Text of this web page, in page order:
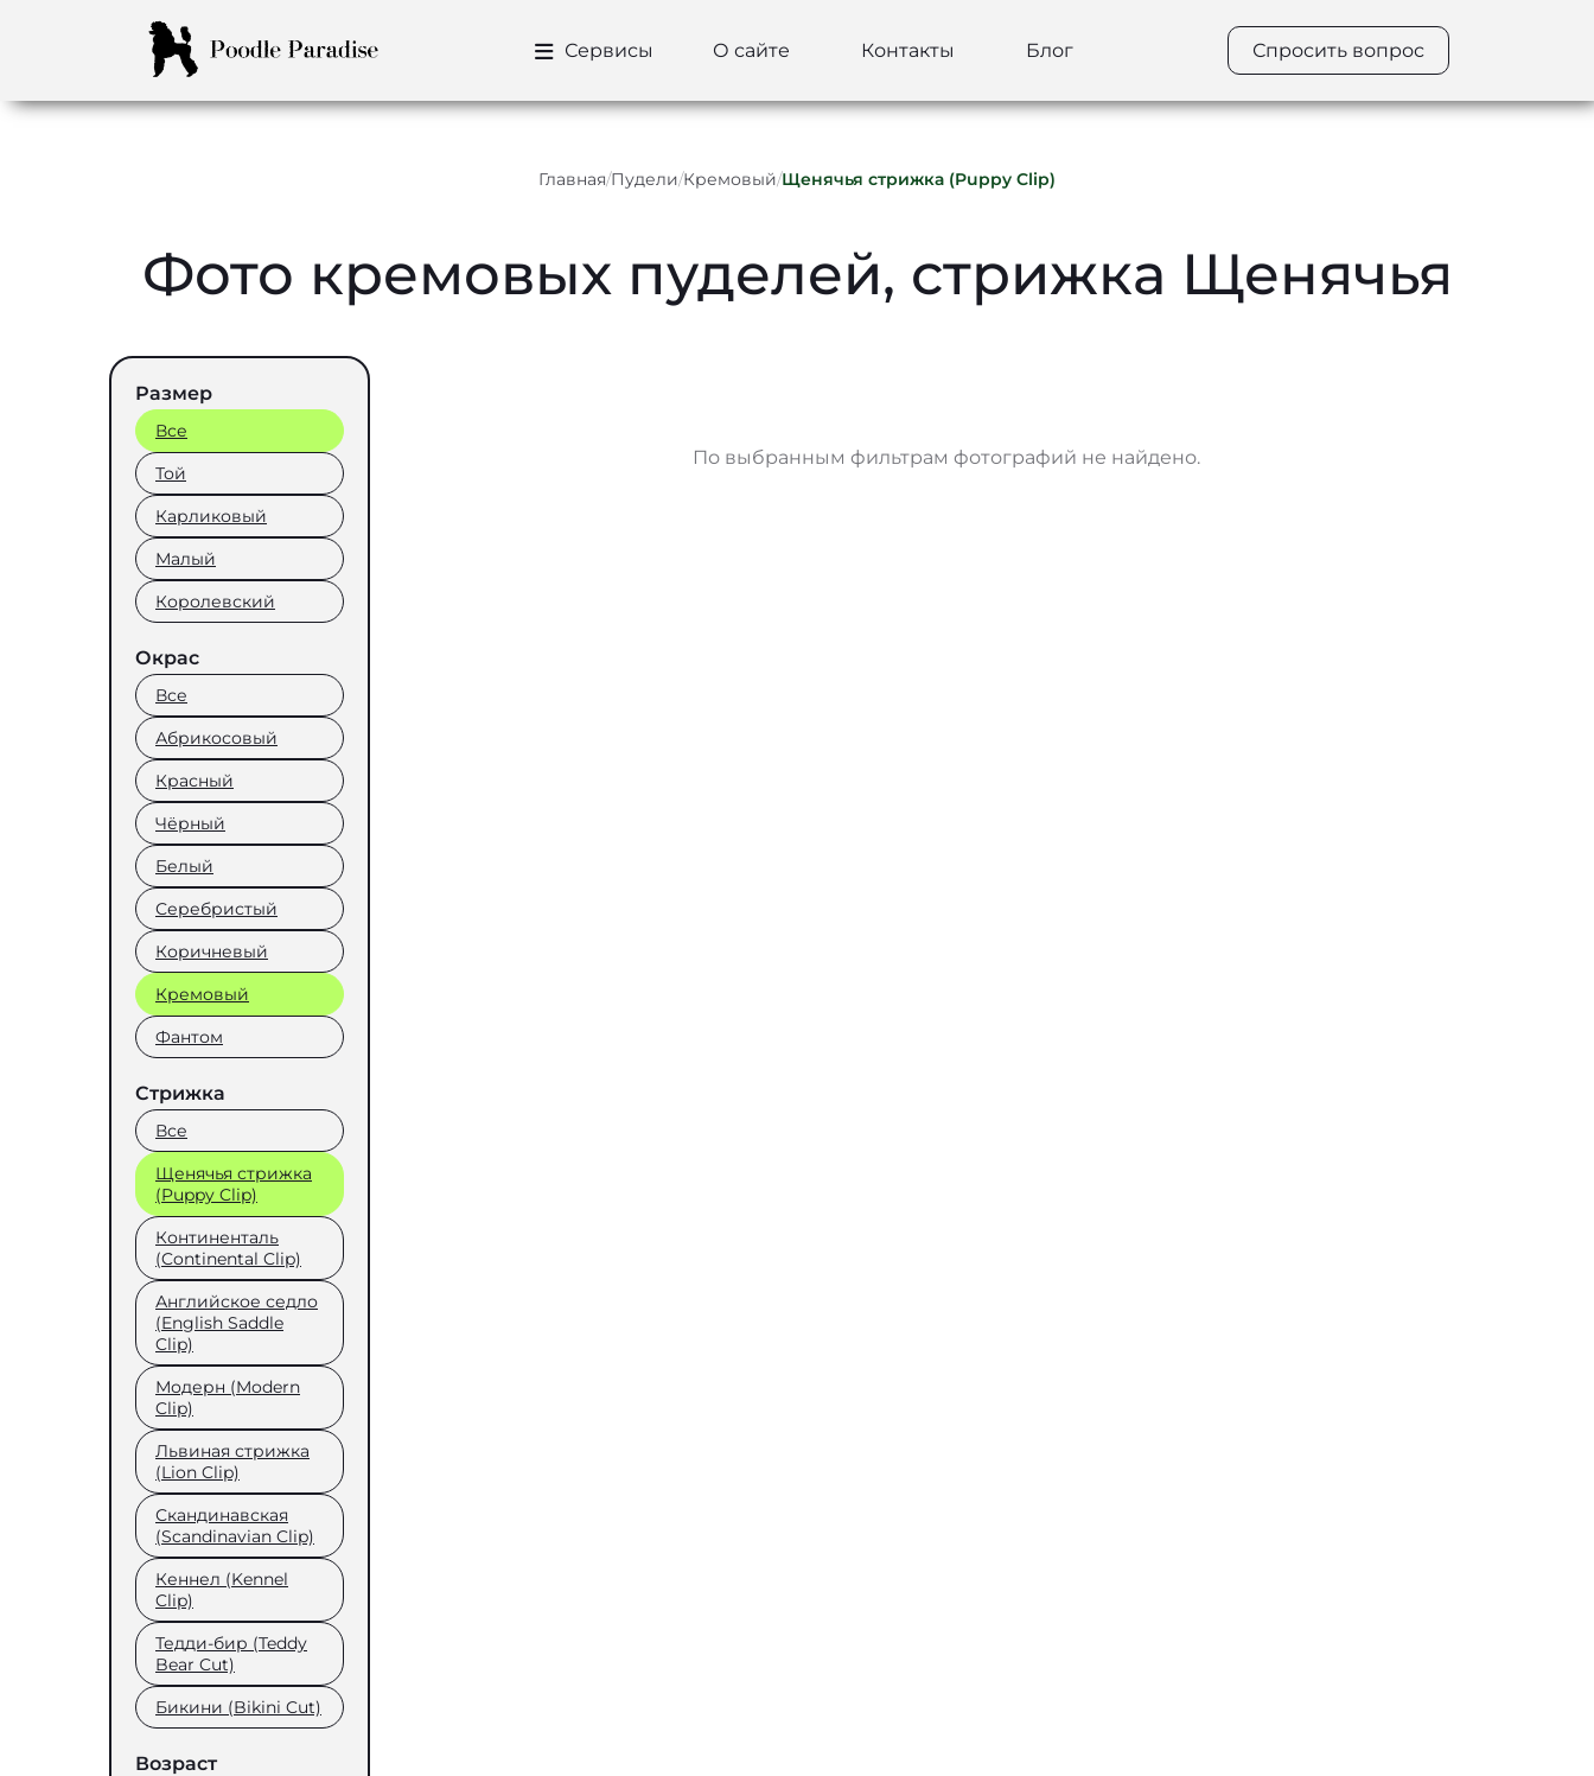
Сервисы О сайте Контакты Блог Спросить вопрос
Главная/Пудели/Кремовый/Щенячья стрижка (Puppy Clip)
Фото кремовых пуделей, стрижка Щенячья
Размер
Все
Той
Карликовый
Малый
Королевский
Окрас
Все
Абрикосовый
Красный
Чёрный
Белый
Серебристый
Коричневый
Кремовый
Фантом
Стрижка
Все
Щенячья стрижка
(Puppy Clip)
Континенталь
(Continental Clip)
Английское седло
(English Saddle
Clip)
Модерн (Modern
Clip)
Львиная стрижка
(Lion Clip)
Скандинавская
(Scandinavian Clip)
Кеннел (Kennel
Clip)
Тедди-бир (Teddy
Bear Cut)
Бикини (Bikini Cut)
Возраст
По выбранным фильтрам фотографий не найдено.